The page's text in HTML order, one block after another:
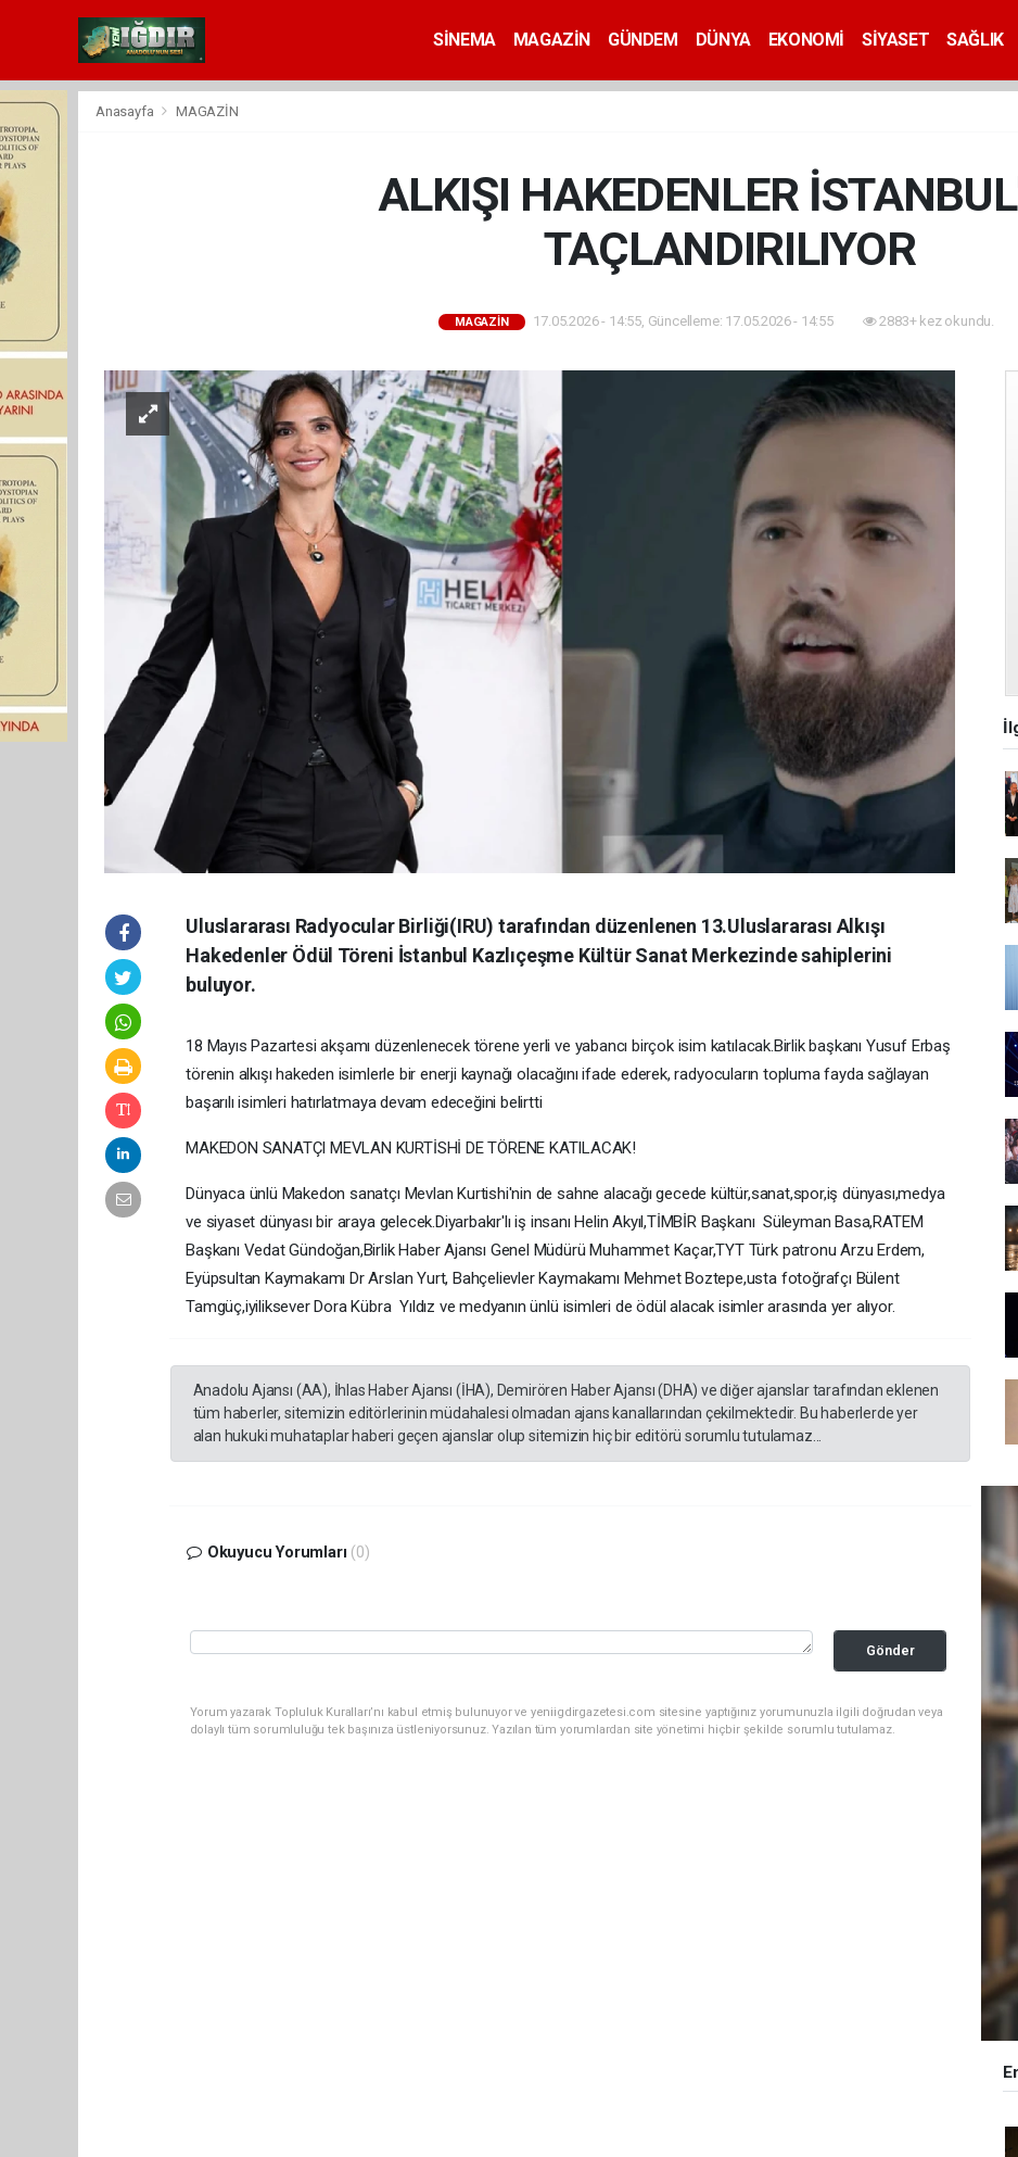
SİNEMA MAGAZİN GÜNDEM DÜNYA EKONOMİ SİYASET SAĞLIK
Anasayfa MAGAZİN
ALKIŞI HAKEDENLER
TAÇLANDIRILIYOR
MAGAZİN 17.05.2026 - 14:55, Güncelleme: 17.05.2026 - 14:55 2883+ kez okundu.
Uluslararası Radyocular Birliği(IRU) tarafından düzenlenen 13.Uluslararası Alkışı
Hakedenler Ödül Töreni İstanbul Kazlıçeşme Kültür Sanat Merkezinde sahiplerini
buluyor.
18 Mayıs Pazartesi akşamı düzenlenecek törene yerli ve yabancı birçok isim katılacak.Birlik başkanı Yusuf Erbaş
törenin alkışı hakeden isimlerle bir enerji kaynağı olacağını ifade ederek, radyocuların topluma fayda sağlayan
başarılı isimleri hatırlatmaya devam edeceğini belirtti
MAKEDON SANATÇI MEVLAN KURTİSHİ DE TÖRENE KATILACAK!
Dünyaca ünlü Makedon sanatçı Mevlan Kurtishi'nin de sahne alacağı gecede kültür,sanat,spor,iş dünyası,medya
ve siyaset dünyası bir araya gelecek.Diyarbakır'lı iş insanı Helin Akyıl,TİMBİR Başkanı Süleyman Basa,RATEM
Başkanı Vedat Gündoğan,Birlik Haber Ajansı Genel Müdürü Muhammet Kaçar,TYT Türk patronu Arzu Erdem,
Eyüpsultan Kaymakamı Dr Arslan Yurt, Bahçelievler Kaymakamı Mehmet Boztepe,usta fotoğrafçı Bülent
Tamgüç,iyiliksever Dora Kübra Yıldız ve medyanın ünlü isimleri de ödül alacak isimler arasında yer alıyor.
Anadolu Ajansı (AA), İhlas Haber Ajansı (İHA), Demirören Haber Ajansı (DHA) ve diğer ajanslar tarafından eklenen
tüm haberler, sitemizin editörlerinin müdahalesi olmadan ajans kanallarından çekilmektedir. Bu haberlerde yer
alan hukuki muhataplar haberi geçen ajanslar olup sitemizin hiç bir editörü sorumlu tutulamaz...
Okuyucu Yorumları (0)
Gönder
Yorum yazarak Topluluk Kuralları’nı kabul etmiş bulunuyor ve yeniigdirgazetesi.com sitesine yaptığınız yorumunuzla ilgili doğrudan veya
dolaylı tüm sorumluluğu tek başınıza üstleniyorsunuz. Yazılan tüm yorumlardan site yönetimi hiçbir şekilde sorumlu tutulamaz.